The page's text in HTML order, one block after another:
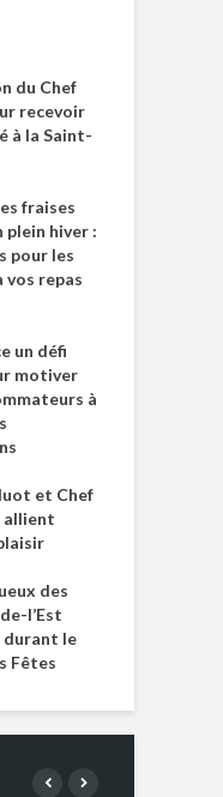
du Chef
recevoir
à la Saint-
fraises
plein hiver :
pour les
vos repas
un défi
motiver
à
et Chef
allient
des
l’Est
durant le
Fêtes